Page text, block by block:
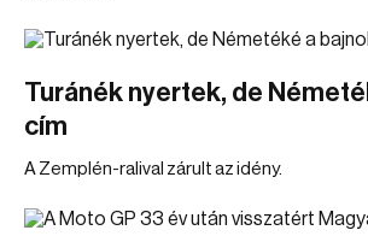
Turánék nyertek, de
cím
A Zemplén-ralival zárult az idény.